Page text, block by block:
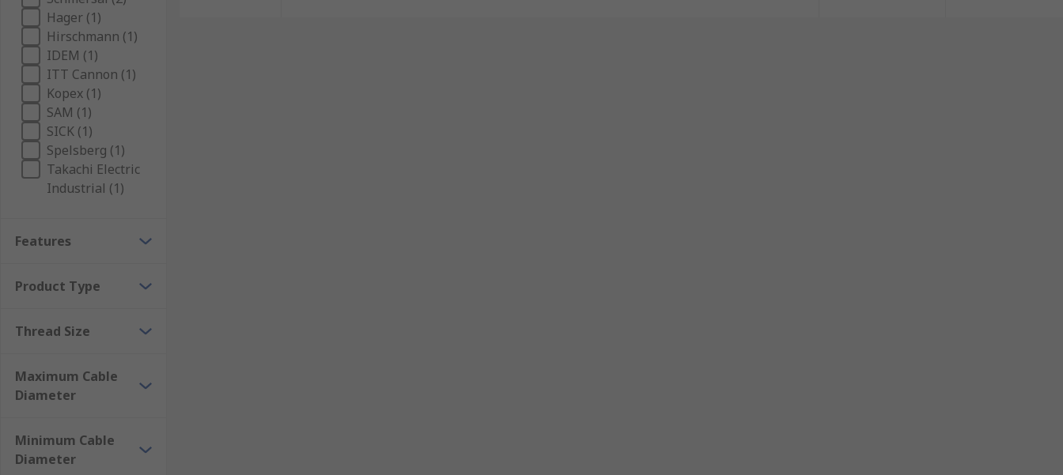
Hager (1)
Hirschmann (1)
IDEM (1)
ITT Cannon (1)
Kopex (1)
SAM (1)
SICK (1)
Spelsberg (1)
Takachi Electric
Industrial (1)
Features
Product Type
Thread Size
Maximum Cable
Diameter
Minimum Cable
Diameter